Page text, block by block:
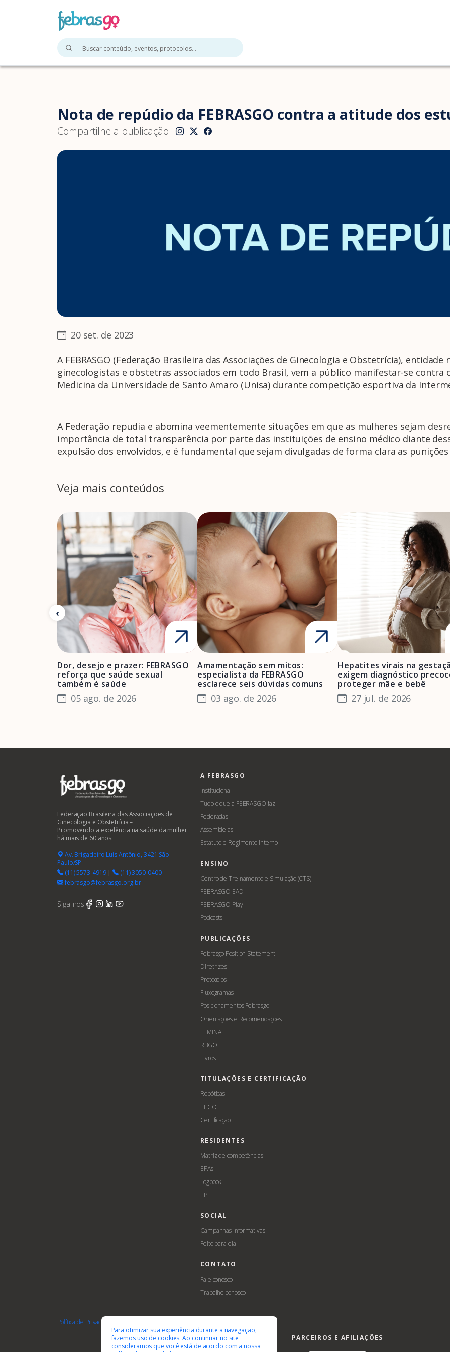
Nota de repúdio da FEBRASGO contra a atitude dos
Compartilhe a publicação
20 set. de 2023
A FEBRASGO (Federação Brasileira das Associações de Ginecologia e Obstetrícia),
ginecologistas e obstetras associados em todo Brasil, vem a público manifestar-se contra
Medicina da Universidade de Santo Amaro (Unisa) durante competição esportiva da
A Federação repudia e abomina veementemente situações em que as mulheres sejam
importância de total transparência por parte das instituições de ensino médico diante
expulsão dos envolvidos, e é fundamental que sejam divulgadas de forma clara as
Veja mais conteúdos
Dor, desejo e prazer: FEBRASGO
reforça que saúde sexual
também é saúde
05 ago. de 2026
Amamentação sem mitos:
especialista da FEBRASGO
esclarece seis dúvidas comuns
03 ago. de 2026
Hepatites virais na
exigem diagnóstico
proteger mãe e bebê
27 jul. de 2026
Federação Brasileira das Associações de
Ginecologia e Obstetrícia –
Promovendo a excelência na saúde da mulher
há mais de 60 anos.
Av. Brigadeiro Luís Antônio, 3421 São
Paulo/SP
(11) 5573-4919|
(11) 3050-0400
febrasgo@febrasgo.org.br
Siga-nos
A FEBRASGO
Institucional
Tudo o que a FEBRASGO faz
Federadas
Assembleias
Estatuto e Regimento Interno
ENSINO
Centro de Treinamento e Simulação (CTS)
FEBRASGO EAD
FEBRASGO Play
Podcasts
PUBLICAÇÕES
Febrasgo Position Statement
Diretrizes
Protocolos
Fluxogramas
Posicionamentos Febrasgo
Orientações e Recomendações
FEMINA
RBGO
Livros
TITULAÇÕES E CERTIFICAÇÃO
Robóticas
TEGO
Certificação
RESIDENTES
Matriz de competências
EPAs
Logbook
TPI
SOCIAL
Campanhas informativas
Feito para ela
CONTATO
Fale conosco
Trabalhe conosco
Política de Privacidade
PARCEIROS E AFILIAÇÕES
Para otimizar sua experiência durante a navegação,
fazemos uso de cookies. Ao continuar no site
consideramos que você está de acordo com a nossa